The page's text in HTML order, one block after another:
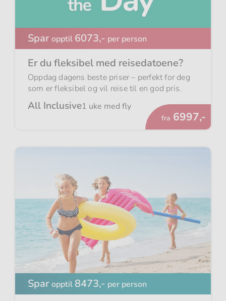
Spar opptil 6073,- per person
Er du fleksibel med reisedatoene?
Oppdag dagens beste priser – perfekt for deg
som er fleksibel og vil reise til en god pris.
All Inclusive1 uke med fly
fra Fra
6997,-
Sparopptil 8473,- per person